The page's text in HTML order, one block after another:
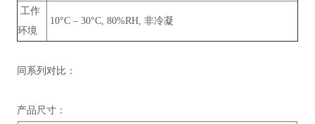
工作
环境
10°C – 30°C, 80%RH, 非冷凝
同系列对比：
产品尺寸：